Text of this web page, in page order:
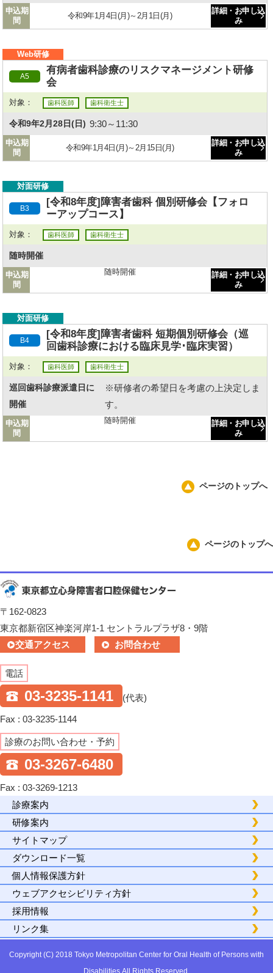
申込期
間
令和9年1月4日(月)～2月1日(月)
詳細・お申し込
み
Web研修
A5
有病者歯科診療のリスクマネージメント研修
会
対象： 歯科医師 歯科衛生士
令和9年2月28日(日) 9:30～11:30
申込期
間
令和9年1月4日(月)～2月15日(月)
詳細・お申し込
み
対面研修
B3
[令和8年度]障害者歯科 個別研修会【フォロ
ーアップコース】
対象： 歯科医師 歯科衛生士
随時開催
申込期
間
随時開催
詳細・お申し込
み
対面研修
B4
[令和8年度]障害者歯科 短期個別研修会（巡
回歯科診療における臨床見学･臨床実習）
対象： 歯科医師 歯科衛生士
巡回歯科診療派遣日に
開催
※研修者の希望日を考慮の上決定しま
す。
申込期
間
随時開催
詳細・お申し込
み
ページのトップへ
ページのトップへ
〒162-0823
東京都新宿区神楽河岸1-1 セントラルプラザ8・9階
交通アクセス
お問合わせ
電話
03-3235-1141 (代表)
Fax : 03-3235-1144
診療のお問い合わせ・予約
03-3267-6480
Fax : 03-3269-1213
診療案内
研修案内
サイトマップ
ダウンロード一覧
個人情報保護方針
ウェブアクセシビリティ方針
採用情報
リンク集
Copyright (C) 2018 Tokyo Metropolitan Center for Oral Health of Persons with
Disabilities.All Rights Reserved.